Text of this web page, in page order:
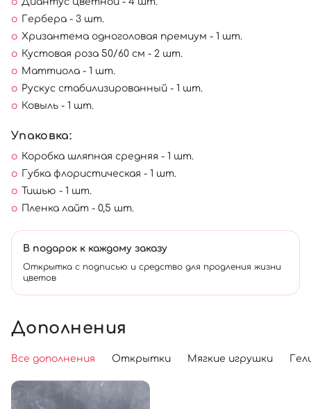
Гербера - 3 шт.
Хризантема одноголовая премиум - 1 шт.
Кустовая роза 50/60 см - 2 шт.
Маттиола - 1 шт.
Рускус стабилизированный - 1 шт.
Ковыль - 1 шт.
Упаковка:
Коробка шляпная средняя - 1 шт.
Губка флористическая - 1 шт.
Тишью - 1 шт.
Пленка лайт - 0,5 шт.
В подарок к каждому заказу
Открытка с подписью и средство для продления жизни
цветов
Дополнения
Все дополнения Открытки Мягкие игрушки